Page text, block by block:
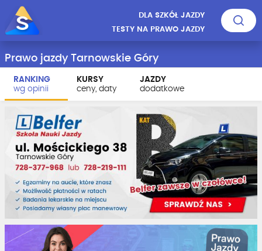
DLA SZKÓŁ JAZDY
TESTY NA PRAWO JAZDY
Prawo jazdy Tarnowskie Góry
RANKING
wg opinii
KURSY
ceny, daty
JAZDY
dodatkowe